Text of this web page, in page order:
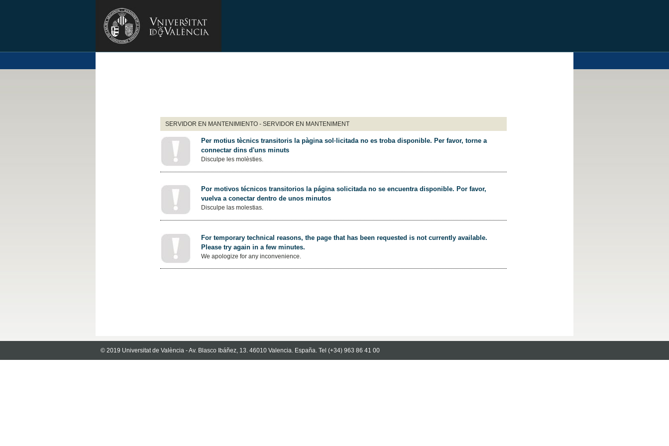
SERVIDOR EN MANTENIMIENTO - SERVIDOR EN MANTENIMENT
Per motius tècnics transitoris la pàgina sol·licitada no es troba disponible. Per favor, torne a
connectar dins d'uns minuts
Disculpe les molèsties.
Por motivos técnicos transitorios la página solicitada no se encuentra disponible. Por favor,
vuelva a conectar dentro de unos minutos
Disculpe las molestias.
For temporary technical reasons, the page that has been requested is not currently available.
Please try again in a few minutes.
We apologize for any inconvenience.
© 2019 Universitat de València - Av. Blasco Ibáñez, 13. 46010 Valencia. España. Tel (+34) 963 86 41 00